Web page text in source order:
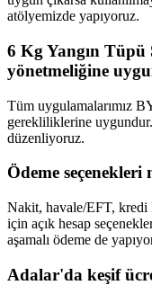
atölyemizde yapıyoruz.
6 Kg Yangın Tüpü
yönetmeliğine
Tüm uygulamalarımız
gerekliliklerine
düzenliyoruz.
Ödeme seçenekleri
Nakit, havale/EFT, kredi
için açık hesap
aşamalı ödeme de
Adalar'da keşif